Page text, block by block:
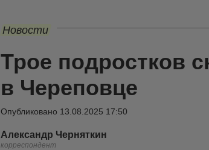
Новости
Трое подростков
в Череповце
Опубликовано 13.08.2025 17:50
Александр Черняткин
корреспондент